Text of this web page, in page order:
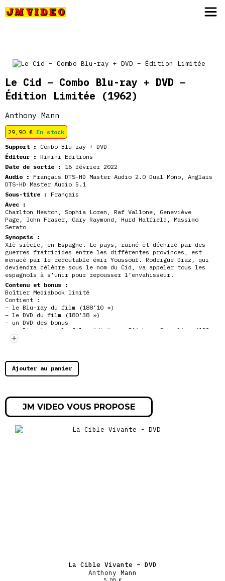
Le Cid – Combo Blu-ray + DVD –
Édition Limitée (1962)
Anthony Mann
29,90 € En stock
Support :
Combo Blu-ray + DVD
Éditeur : Rimini Editions
Date de sortie :
16 février 2022
Audio : Français DTS-HD Master Audio 2.0 Dual Mono, Anglais
DTS-HD Master Audio 5.1
Sous-titre : Français
Avec :
Charlton Heston , Sophia Loren , Raf Vallone , Geneviève
Page , John Fraser , Gary Raymond , Hurd Hatfield , Massimo
Serato
Synopsis :
XIè siècle, en Espagne. Le pays, ruiné et déchiré par des
guerres fratricides entre les différentes provinces, est
menacé par le redoutable émir Youssouf. Rodrigue Diaz, qui
deviendra célèbre sous le nom du Cid, va appeler tous les
espagnols à s’unir pour repousser l’envahisseur.
Contenu et bonus :
Boîtier Mediabook limité
Contient :
– le Blu-ray du film (188’10 »)
– le DVD du film (180’38 »)
– un DVD des bonus
– un livret sur le film rédigé par Stéphane Chevalier (100
pages)
Rauger, directeur de la programmation à la Cinémathèque
française, réalisé par Stéphane Chevalier (2021, 26’51 »)
Chevalier (2021, 12’38 »)
« Le Cid », court métrage d’animation d’Emmanuelle Gorgiard
(2006, 25’47 »)
Ajouter au panier
JM VIDEO VOUS PROPOSE
La Cible Vivante – DVD
Anthony Mann